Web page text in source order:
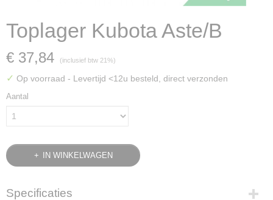
Toplager Kubota Aste/B
€ 37,84 (inclusief btw 21%)
✓ Op voorraad - Levertijd <12u besteld, direct verzonden
Aantal
IN WINKELWAGEN
Specificaties